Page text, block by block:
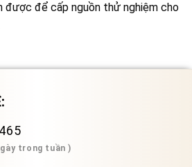
được để cấp nguồn thử nghiệm cho
trong tuần )